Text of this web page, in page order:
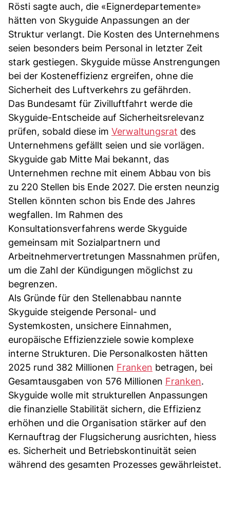
Rösti sagte auch, die «Eignerdepartemente»
hätten von Skyguide Anpassungen an der
Struktur verlangt. Die Kosten des Unternehmens
seien besonders beim Personal in letzter Zeit
stark gestiegen. Skyguide müsse Anstrengungen
bei der Kosteneffizienz ergreifen, ohne die
Sicherheit des Luftverkehrs zu gefährden.
Das Bundesamt für Zivilluftfahrt werde die
Skyguide-Entscheide auf Sicherheitsrelevanz
prüfen, sobald diese im Verwaltungsrat des
Unternehmens gefällt seien und sie vorlägen.
Skyguide gab Mitte Mai bekannt, das
Unternehmen rechne mit einem Abbau von bis
zu 220 Stellen bis Ende 2027. Die ersten neunzig
Stellen könnten schon bis Ende des Jahres
wegfallen. Im Rahmen des
Konsultationsverfahrens werde Skyguide
gemeinsam mit Sozialpartnern und
Arbeitnehmervertretungen Massnahmen prüfen,
um die Zahl der Kündigungen möglichst zu
begrenzen.
Als Gründe für den Stellenabbau nannte
Skyguide steigende Personal- und
Systemkosten, unsichere Einnahmen,
europäische Effizienzziele sowie komplexe
interne Strukturen. Die Personalkosten hätten
2025 rund 382 Millionen Franken betragen, bei
Gesamtausgaben von 576 Millionen Franken.
Skyguide wolle mit strukturellen Anpassungen
die finanzielle Stabilität sichern, die Effizienz
erhöhen und die Organisation stärker auf den
Kernauftrag der Flugsicherung ausrichten, hiess
es. Sicherheit und Betriebskontinuität seien
während des gesamten Prozesses gewährleistet.